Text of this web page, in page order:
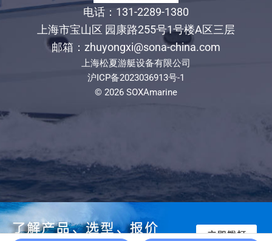
电话：131-2289-1380
上海市宝山区 园康路255号1号楼A区三层
邮箱：zhuyongxi@sona-china.com
上海松夏游艇设备有限公司
沪ICP备2023036913号-1
© 2026 SOXAmarine